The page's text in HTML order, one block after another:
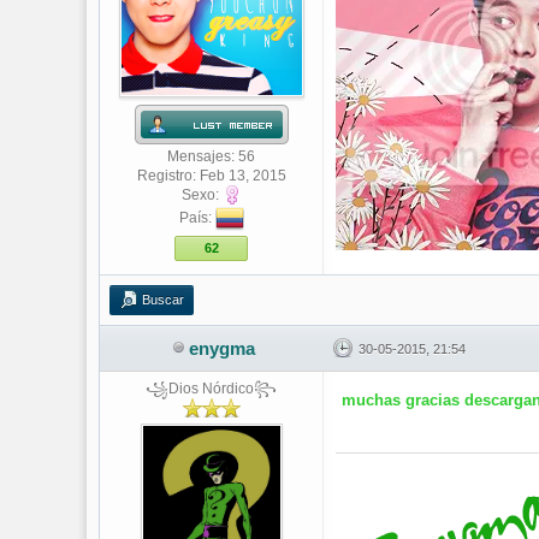
Mensajes: 56
Registro: Feb 13, 2015
Sexo:
País:
62
Buscar
enygma 30-05-2015, 21:54
꧁Dios Nórdico꧂
muchas gracias